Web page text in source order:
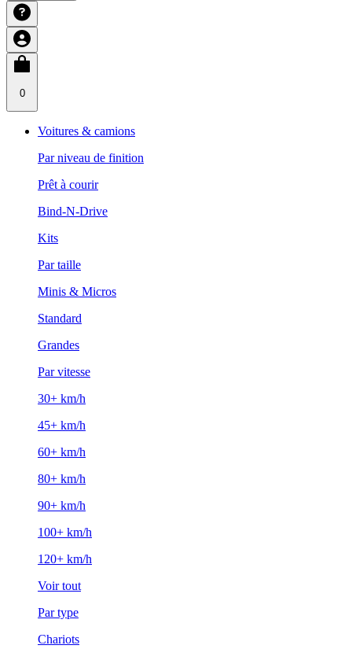
0
Voitures & camions
Par niveau de finition
Prêt à courir
Bind-N-Drive
Kits
Par taille
Minis & Micros
Standard
Grandes
Par vitesse
30+ km/h
45+ km/h
60+ km/h
80+ km/h
90+ km/h
100+ km/h
120+ km/h
Voir tout
Par type
Chariots